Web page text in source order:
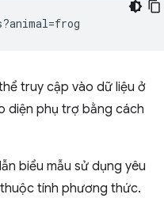
truy cập vào dữ liệu ở
diện phụ trợ bằng cách
biểu mẫu sử dụng yêu
tính phương thức.